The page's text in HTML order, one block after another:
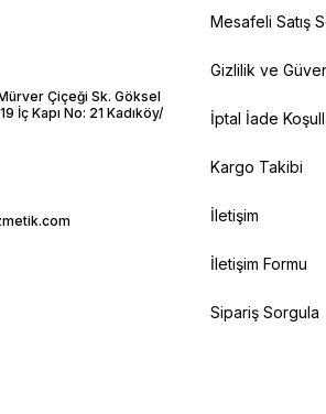
Çiçeği Sk. Göksel
İç Kapı No: 21 Kadıköy/
Mesafeli Satış
Gizlilik ve
İptal İade
Kargo Takibi
İletişim
İletişim Formu
Sipariş Sorgula